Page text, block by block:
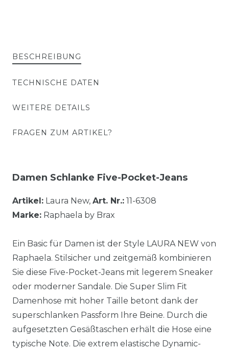
BESCHREIBUNG
TECHNISCHE DATEN
WEITERE DETAILS
FRAGEN ZUM ARTIKEL?
Damen Schlanke Five-Pocket-Jeans
Artikel: Laura New, Art. Nr.: 11-6308
Marke: Raphaela by Brax
Ein Basic für Damen ist der Style LAURA NEW von
Raphaela. Stilsicher und zeitgemäß kombinieren
Sie diese Five-Pocket-Jeans mit legerem Sneaker
oder moderner Sandale. Die Super Slim Fit
Damenhose mit hoher Taille betont dank der
superschlanken Passform Ihre Beine. Durch die
aufgesetzten Gesäßtaschen erhält die Hose eine
typische Note. Die extrem elastische Dynamic-